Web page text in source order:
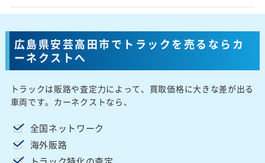
広島県安芸高田市でトラックを売るならカ
ーネクストへ
トラックは販路や査定力によって、買取価格に大きな差が出る
車両です。カーネクストなら、
全国ネットワーク
海外販路